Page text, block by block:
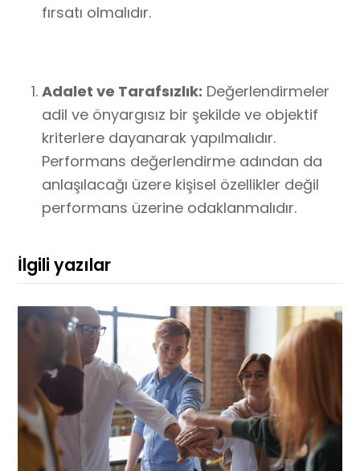
fırsatı olmalıdır.
Adalet ve Tarafsızlık: Değerlendirmeler
adil ve önyargısız bir şekilde ve objektif
kriterlere dayanarak yapılmalıdır.
Performans değerlendirme adından da
anlaşılacağı üzere kişisel özellikler değil
performans üzerine odaklanmalıdır.
İlgili yazılar